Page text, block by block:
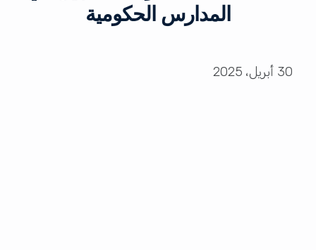
المدارس الحكومية
30 أبريل، 2025